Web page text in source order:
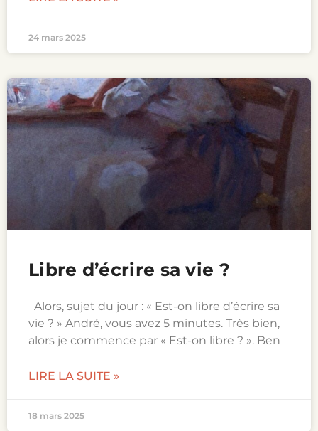
24 mars 2025
Libre d’écrire sa vie ?
Alors, sujet du jour : « Est-on libre d’écrire sa
vie ? » André, vous avez 5 minutes. Très bien,
alors je commence par « Est-on libre ? ». Ben
LIRE LA SUITE »
18 mars 2025